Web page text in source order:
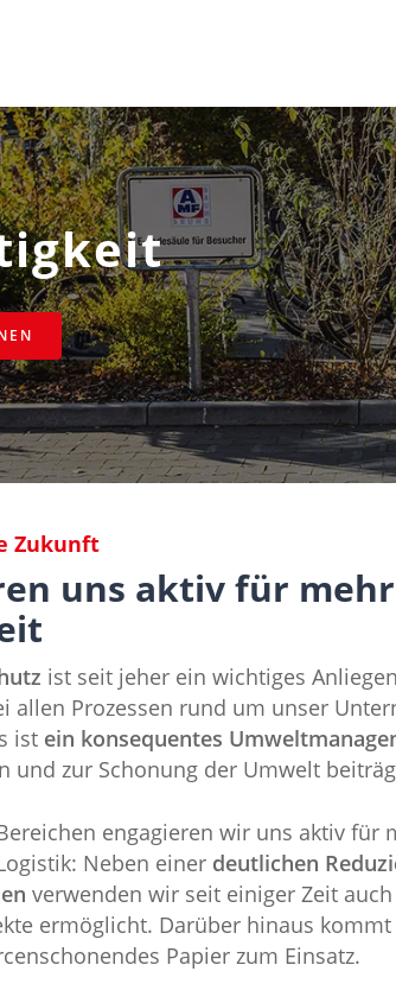
Zukunft
uns aktiv für mehr
ist seit jeher ein wichtiges
allen Prozessen rund um unser
ist ein konsequentes
und zur Schonung der Umwelt
engagieren wir uns aktiv für
Neben einer deutlichen
verwenden wir seit einiger Zeit
ermöglicht. Darüber hinaus kommt
Papier zum Einsatz.